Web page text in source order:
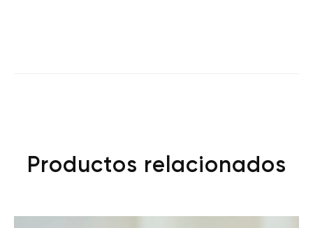
Productos relacionados